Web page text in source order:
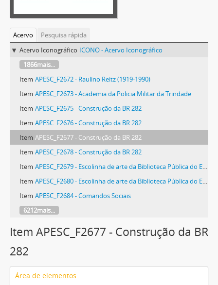
Acervo
Pesquisa rápida
Acervo Iconográfico ICONO - Acervo Iconográfico
1866mais...
Item APESC_F2672 - Raulino Reitz (1919-1990)
Item APESC_F2673 - Academia da Policia Militar da Trindade
Item APESC_F2675 - Construção da BR 282
Item APESC_F2676 - Construção da BR 282
Item APESC_F2677 - Construção da BR 282
Item APESC_F2678 - Construção da BR 282
Item APESC_F2679 - Escolinha de arte da Biblioteca Pública do Estado de Santa Catarina
Item APESC_F2680 - Escolinha de arte da Biblioteca Pública do Estado de Santa Catarina
Item APESC_F2684 - Comandos Sociais
6212mais...
Item APESC_F2677 - Construção da BR
282
Área de elementos